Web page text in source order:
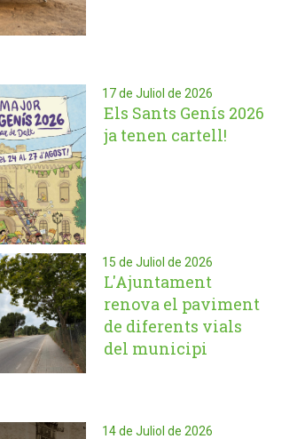
17 de Juliol de 2026
Els Sants Genís 2026
ja tenen cartell!
15 de Juliol de 2026
L'Ajuntament
renova el paviment
de diferents vials
del municipi
14 de Juliol de 2026